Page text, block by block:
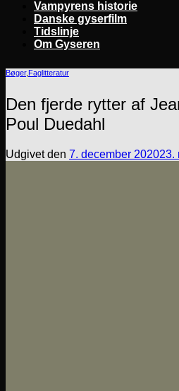
Vampyrens historie
Danske gyserfilm
Tidslinje
Om Gyseren
Bøger, Faglitteratur
Den fjerde rytter af
Poul Duedahl
Udgivet den 7. december 202023.